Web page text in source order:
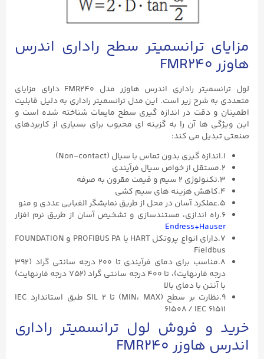
مزایای ترانسمیتر سطح راداری اندرس
هاوزر FMR240
لول ترانسمیتر راداری اندرس هاوزر مدل FMR240 دارای مزایای
متعددی به شرح زیر است. این مدل ترانسمیتر راداری به دلیل قابلیت
اطمینان و دقت در اندازه گیری سطح مایعات شناخته شده است و
این ویژگی ها آن را به گزینه ای محبوب برای بسیاری از کاربردهای
صنعتی تبدیل می کند:
۱.اندازه گیری بدون تماس با سیال (Non-contact)
۲.مستقل از خواص سیال فرآیندی
۳.تکنولوژی ۲ سیم و قیمت مقرون به صرفه
۴.کاهش هزینه های سیم کشی
۵.عملکرد آسان در محل از طریق نمایشگر الفبایی عددی و منو
۶.راه اندازی، مستندسازی و تشخیص آسان از طریق نرم افزار
Endress+Hauser
۷.دارای انواع پروتکل HART یا PROFIBUS PA و FOUNDATION
Fieldbus
۸.مناسب برای دمای فرآیندی تا ۲۰۰ درجه سانتی گراد (۳۹۲
درجه فارنهایت)، تا ۴۰۰ درجه سانتی گراد (۷۵۲ درجه فارنهایت)
با آنتن با دمای بالا
۹.نظارت بر سطح (MIN، MAX) تا SIL ۲ طبق استاندارد IEC
۶۱۵۰۸ / IEC ۶۱۵۱۱
خرید و فروش لول ترانسمیتر راداری
اندرس هاوزر FMR240